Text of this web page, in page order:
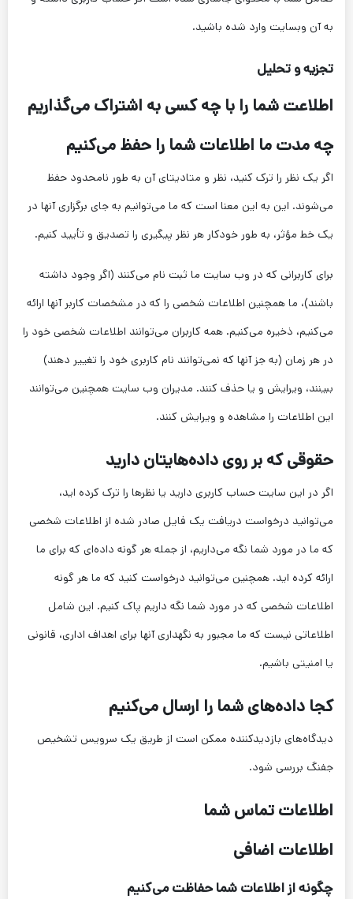
به آن وبسایت وارد شده باشید.
تجزیه و تحلیل
اطلاعت شما را با چه کسی به اشتراک می‌گذاریم
چه مدت ما اطلاعات شما را حفظ می‌کنیم
اگر یک نظر را ترک کنید، نظر و متادیتای آن به طور نامحدود حفظ
می‌شوند. این به این معنا است که ما می‌توانیم به جای برگزاری آنها در
یک خط مؤثر، به طور خودکار هر نظر پیگیری را تصدیق و تأیید کنیم.
برای کاربرانی که در وب سایت ما ثبت نام می‌کنند (اگر وجود داشته
باشند)، ما همچنین اطلاعات شخصی را که در مشخصات کاربر آنها ارائه
می‌کنیم، ذخیره می‌کنیم. همه کاربران می‌توانند اطلاعات شخصی خود را
در هر زمان (به جز آنها که نمی‌توانند نام کاربری خود را تغییر دهند)
ببینند، ویرایش و یا حذف کنند. مدیران وب سایت همچنین می‌توانند
این اطلاعات را مشاهده و ویرایش کنند.
حقوقی که بر روی داده‌هایتان دارید
اگر در این سایت حساب کاربری دارید یا نظرها را ترک کرده اید،
می‌توانید درخواست دریافت یک فایل صادر شده از اطلاعات شخصی
که ما در مورد شما نگه می‌داریم، از جمله هر گونه داده‌ای که برای ما
ارائه کرده اید. همچنین می‌توانید درخواست کنید که ما هر گونه
اطلاعات شخصی که در مورد شما نگه داریم پاک کنیم. این شامل
اطلاعاتی نیست که ما مجبور به نگهداری آنها برای اهداف اداری، قانونی
یا امنیتی باشیم.
کجا داده‌های شما را ارسال می‌کنیم
دیدگاه‌های بازدیدکننده ممکن است از طریق یک سرویس تشخیص
جفنگ بررسی شود.
اطلاعات تماس شما
اطلاعات اضافی
چگونه از اطلاعات شما حفاظت می‌کنیم